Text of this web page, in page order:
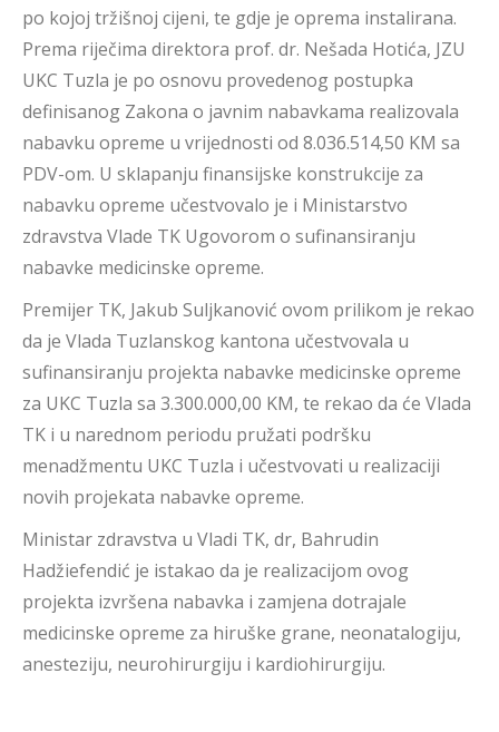
po kojoj tržišnoj cijeni, te gdje je oprema instalirana.
Prema riječima direktora prof. dr. Nešada Hotića, JZU
UKC Tuzla je po osnovu provedenog postupka
definisanog Zakona o javnim nabavkama realizovala
nabavku opreme u vrijednosti od 8.036.514,50 KM sa
PDV-om. U sklapanju finansijske konstrukcije za
nabavku opreme učestvovalo je i Ministarstvo
zdravstva Vlade TK Ugovorom o sufinansiranju
nabavke medicinske opreme.
Premijer TK, Jakub Suljkanović ovom prilikom je rekao
da je Vlada Tuzlanskog kantona učestvovala u
sufinansiranju projekta nabavke medicinske opreme
za UKC Tuzla sa 3.300.000,00 KM, te rekao da će Vlada
TK i u narednom periodu pružati podršku
menadžmentu UKC Tuzla i učestvovati u realizaciji
novih projekata nabavke opreme.
Ministar zdravstva u Vladi TK, dr, Bahrudin
Hadžiefendić je istakao da je realizacijom ovog
projekta izvršena nabavka i zamjena dotrajale
medicinske opreme za hiruške grane, neonatalogiju,
anesteziju, neurohirurgiju i kardiohirurgiju.